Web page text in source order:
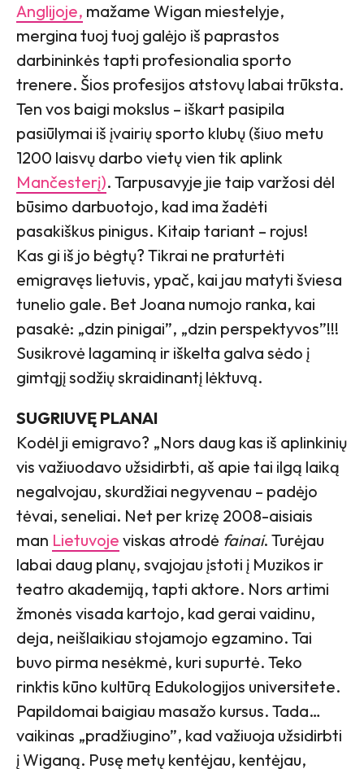
Anglijoje, mažame Wigan miestelyje,
mergina tuoj tuoj galėjo iš paprastos
darbininkės tapti profesionalia sporto
trenere. Šios profesijos atstovų labai trūksta.
Ten vos baigi mokslus – iškart pasipila
pasiūlymai iš įvairių sporto klubų (šiuo metu
1200 laisvų darbo vietų vien tik aplink
Mančesterį). Tarpusavyje jie taip varžosi dėl
būsimo darbuotojo, kad ima žadėti
pasakiškus pinigus. Kitaip tariant – rojus!
Kas gi iš jo bėgtų? Tikrai ne praturtėti
emigravęs lietuvis, ypač, kai jau matyti šviesa
tunelio gale. Bet Joana numojo ranka, kai
pasakė: „dzin pinigai”, „dzin perspektyvos”!!!
Susikrovė lagaminą ir iškelta galva sėdo į
gimtąjį sodžių skraidinantį lėktuvą.
SUGRIUVĘ PLANAI
Kodėl ji emigravo? „Nors daug kas iš aplinkinių
vis važiuodavo užsidirbti, aš apie tai ilgą laiką
negalvojau, skurdžiai negyvenau – padėjo
tėvai, seneliai. Net per krizę 2008-aisiais
man Lietuvoje viskas atrodė fainai. Turėjau
labai daug planų, svajojau įstoti į Muzikos ir
teatro akademiją, tapti aktore. Nors artimi
žmonės visada kartojo, kad gerai vaidinu,
deja, neišlaikiau stojamojo egzamino. Tai
buvo pirma nesėkmė, kuri supurtė. Teko
rinktis kūno kultūrą Edukologijos universitete.
Papildomai baigiau masažo kursus. Tada…
vaikinas „pradžiugino”, kad važiuoja užsidirbti
į Wiganą. Pusę metų kentėjau, kentėjau,